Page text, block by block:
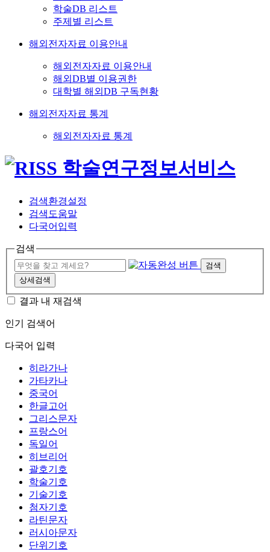
학술DB 리스트
주제별 리스트
해외전자자료 이용안내
해외전자자료 이용안내
해외DB별 이용권한
대학별 해외DB 구독현황
해외전자자료 통계
해외전자자료 통계
검색환경설정
검색도움말
다국어입력
검색
검색
상세검색
결과 내 재검색
인기 검색어
다국어 입력
히라가나
가타카나
중국어
한글고어
그리스문자
프랑스어
독일어
히브리어
괄호기호
학술기호
기술기호
첨자기호
라틴문자
러시아문자
단위기호